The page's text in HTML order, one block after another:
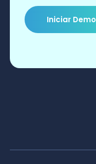
Iniciar Demo